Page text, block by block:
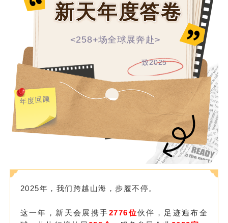
新天年度答卷
年度回顾
<258+场全球展奔赴>
致2025
2025年，我们跨越山海，步履不停。
这一年，新天会展携手2776位伙伴，足迹遍布全